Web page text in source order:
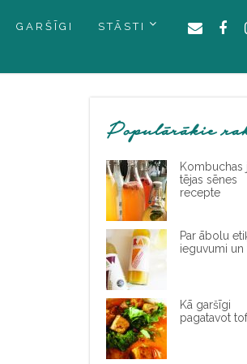
GARŠĪGI STĀSTI
Populārākie
Kombuchas
tējas sēnes
recepte
Par ābolu
ieguvumi un
Kā garšīgi
pagatavot